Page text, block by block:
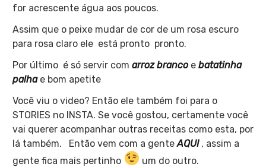
for acrescente água aos poucos.
Assim que o peixe mudar de cor de um rosa escuro
para rosa claro ele está pronto pronto.
Por último é só servir com arroz branco e batatinha
palhae bom apetite
Você viu o video? Então ele também foi para o
STORIES no INSTA. Se você gostou, certamente você
vai querer acompanhar outras receitas como esta, por
lá também. Então vem com a genteAQUI, assim a
gente fica mais pertinho
um do outro.